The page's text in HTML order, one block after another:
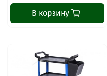
В корзину